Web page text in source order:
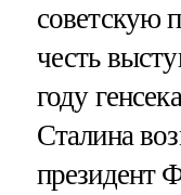
советскую
честь
году
Сталина
президент